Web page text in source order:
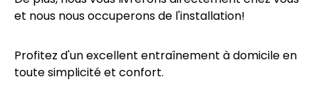
et nous nous occuperons de l'installation!
Profitez d'un excellent entraînement à domicile en
toute simplicité et confort.